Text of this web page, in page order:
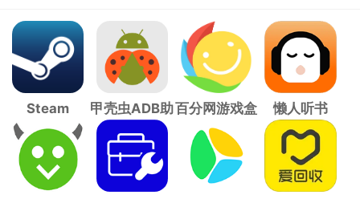
Steam
甲壳虫ADB助
手
百分网游戏盒
子
懒人听书